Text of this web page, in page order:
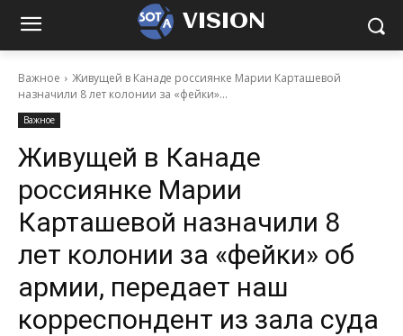
VISION
Важное
Живущей в Канаде россиянке Марии Карташевой
назначили 8 лет колонии за «фейки»...
Важное
Живущей в Канаде
россиянке Марии
Карташевой назначили 8
лет колонии за «фейки» об
армии, передает наш
корреспондент из зала суда